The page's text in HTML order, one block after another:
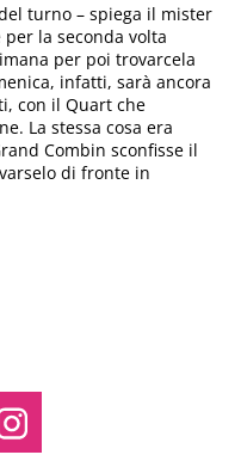
turno – spiega il mister
la seconda volta
per poi trovarcela
infatti, sarà ancora
con il Quart che
La stessa cosa era
Combin sconfisse il
di fronte in